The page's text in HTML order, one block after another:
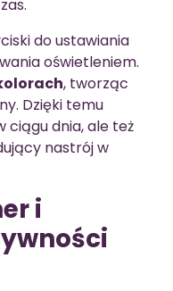
do ustawiania
oświetleniem.
, tworząc
Dzięki temu
ciągu dnia, ale też
nastrój w
i